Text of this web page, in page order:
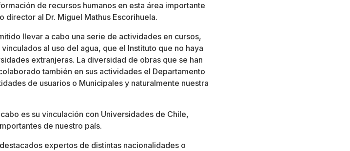
de recursos humanos en esta área importante
al Dr. Miguel Mathus Escorihuela.
llevar a cabo una serie de actividades en cursos,
al uso del agua, que el Instituto que no haya
extranjeras. La diversidad de obras que se han
también en sus actividades el Departamento
de usuarios o Municipales y naturalmente nuestra
es su vinculación con Universidades de Chile,
de nuestro país.
expertos de distintas nacionalidades o